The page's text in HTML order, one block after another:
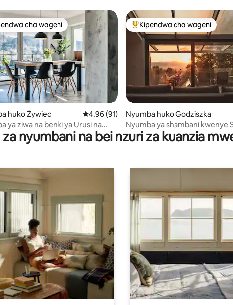
wa 5 kati ya 5, tathmini 80
maarufu cha wageni
cha wageni
huko Żywiec Ukadiriaji wa wastani wa 4.96 kati ya 5,
4.96 (91)
ya ziwa na benki ya Urusi na
pa kuotea moto
Kipendwa maarufu cha wageni
Kipendwa cha wageni
Nyumba huko Godziszka
Nyumba ya shambani kwenye
Godziszka
nyumbani na bei nzuri za kuanzia